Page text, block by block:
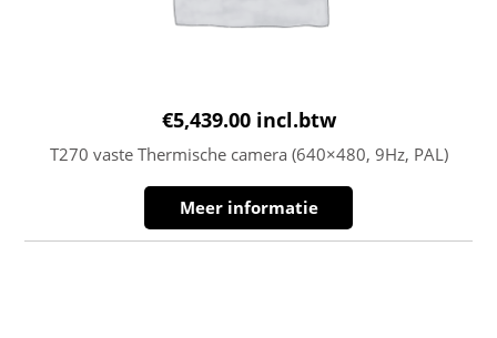
€5,439.00 incl.btw
T270 vaste Thermische camera (640×480, 9Hz, PAL)
Meer informatie